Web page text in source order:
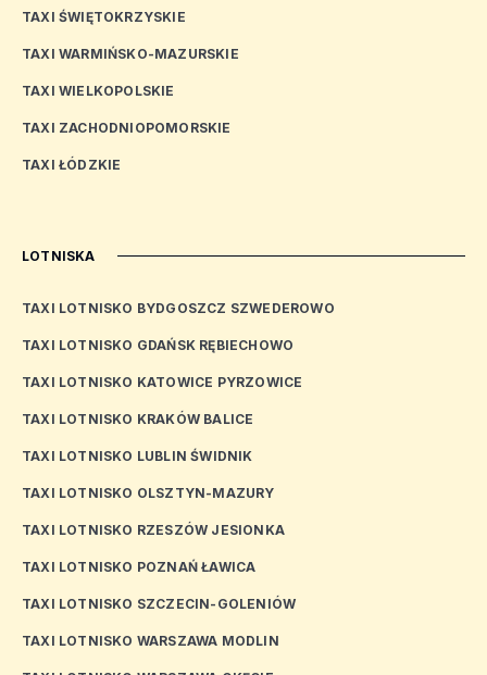
TAXI ŚWIĘTOKRZYSKIE
TAXI WARMIŃSKO-MAZURSKIE
TAXI WIELKOPOLSKIE
TAXI ZACHODNIOPOMORSKIE
TAXI ŁÓDZKIE
LOTNISKA
TAXI LOTNISKO BYDGOSZCZ SZWEDEROWO
TAXI LOTNISKO GDAŃSK RĘBIECHOWO
TAXI LOTNISKO KATOWICE PYRZOWICE
TAXI LOTNISKO KRAKÓW BALICE
TAXI LOTNISKO LUBLIN ŚWIDNIK
TAXI LOTNISKO OLSZTYN-MAZURY
TAXI LOTNISKO RZESZÓW JESIONKA
TAXI LOTNISKO POZNAŃ ŁAWICA
TAXI LOTNISKO SZCZECIN-GOLENIÓW
TAXI LOTNISKO WARSZAWA MODLIN